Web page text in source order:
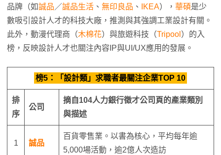
品牌（如誠品 ／誠品生活 、 無印良品 、 IKEA）， 華碩是少
數吸引設計人才的科技大廠，推測與其強調工業設計有關。
此外，動漫代理商（木棉花）與旅遊科技（Tripool ）的入
榜，反映設計人才也關注內容IP與UI/UX應用的發展。
榜5：「設計類」求職者最關注企業TOP 10
排
序
公司
摘自104人力銀行徵才公司頁的產業類別
與描述
1 誠品
百貨零售業。以書為核心，平均每年逾
5,000場活動，逾2億人次造訪